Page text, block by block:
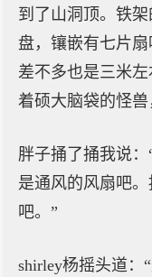
到了山洞顶。铁
盘，镶嵌有七片
差不多也是三米
着硕大脑袋的怪兽
胖子捅了捅我说
是通风的风扇吧
吧。”
shirley杨摇头道：